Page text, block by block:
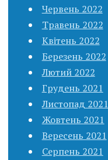
Червень 2022
Травень 2022
Квітень 2022
Березень 2022
Лютий 2022
Грудень 2021
Листопад 2021
Жовтень 2021
Вересень 2021
Серпень 2021